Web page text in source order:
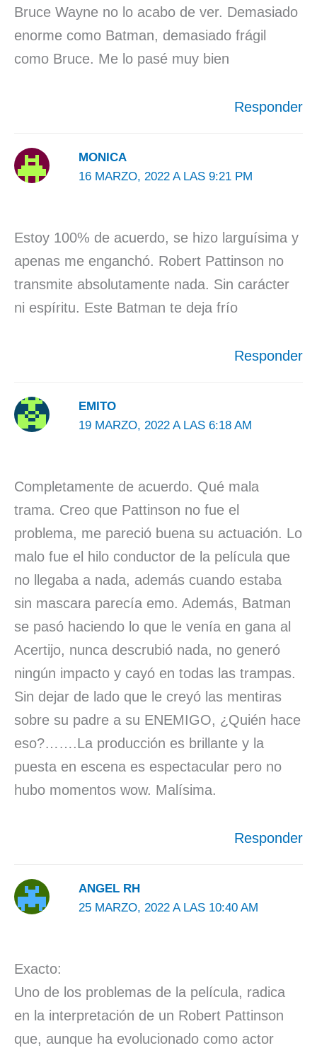
Bruce Wayne no lo acabo de ver. Demasiado
enorme como Batman, demasiado frágil
como Bruce. Me lo pasé muy bien
Responder
MONICA
16 MARZO, 2022 A LAS 9:21 PM
Estoy 100% de acuerdo, se hizo larguísima y
apenas me enganchó. Robert Pattinson no
transmite absolutamente nada. Sin carácter
ni espíritu. Este Batman te deja frío
Responder
EMITO
19 MARZO, 2022 A LAS 6:18 AM
Completamente de acuerdo. Qué mala
trama. Creo que Pattinson no fue el
problema, me pareció buena su actuación. Lo
malo fue el hilo conductor de la película que
no llegaba a nada, además cuando estaba
sin mascara parecía emo. Además, Batman
se pasó haciendo lo que le venía en gana al
Acertijo, nunca descrubió nada, no generó
ningún impacto y cayó en todas las trampas.
Sin dejar de lado que le creyó las mentiras
sobre su padre a su ENEMIGO, ¿Quién hace
eso?…….La producción es brillante y la
puesta en escena es espectacular pero no
hubo momentos wow. Malísima.
Responder
ANGEL RH
25 MARZO, 2022 A LAS 10:40 AM
Exacto:
Uno de los problemas de la película, radica
en la interpretación de un Robert Pattinson
que, aunque ha evolucionado como actor